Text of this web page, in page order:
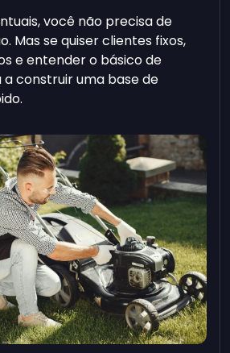
você não precisa de
Mas se quiser clientes fixos,
e entender o básico de
a construir uma base de